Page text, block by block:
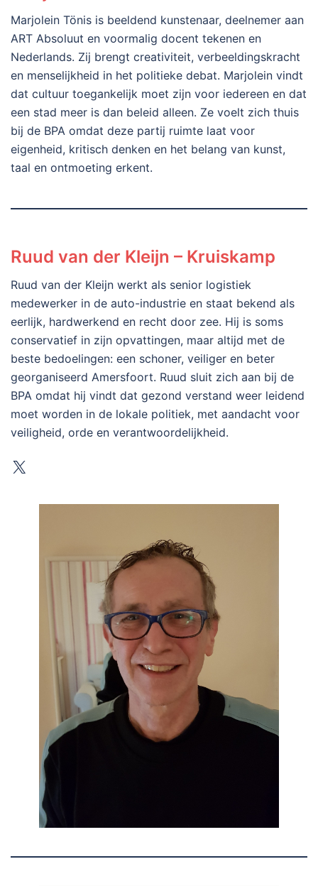
Marjolein Tönis is beeldend kunstenaar, deelnemer aan
ART Absoluut en voormalig docent tekenen en
Nederlands. Zij brengt creativiteit, verbeeldingskracht
en menselijkheid in het politieke debat. Marjolein vindt
dat cultuur toegankelijk moet zijn voor iedereen en dat
een stad meer is dan beleid alleen. Ze voelt zich thuis
bij de BPA omdat deze partij ruimte laat voor
eigenheid, kritisch denken en het belang van kunst,
taal en ontmoeting erkent.
Ruud van der Kleijn – Kruiskamp
Ruud van der Kleijn werkt als senior logistiek
medewerker in de auto-industrie en staat bekend als
eerlijk, hardwerkend en recht door zee. Hij is soms
conservatief in zijn opvattingen, maar altijd met de
beste bedoelingen: een schoner, veiliger en beter
georganiseerd Amersfoort. Ruud sluit zich aan bij de
BPA omdat hij vindt dat gezond verstand weer leidend
moet worden in de lokale politiek, met aandacht voor
veiligheid, orde en verantwoordelijkheid.
X